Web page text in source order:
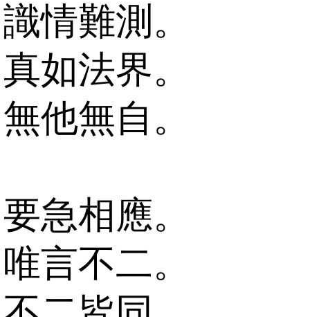
識情難測。
真如法界。
無他無自。
要急相應。
唯言不二。